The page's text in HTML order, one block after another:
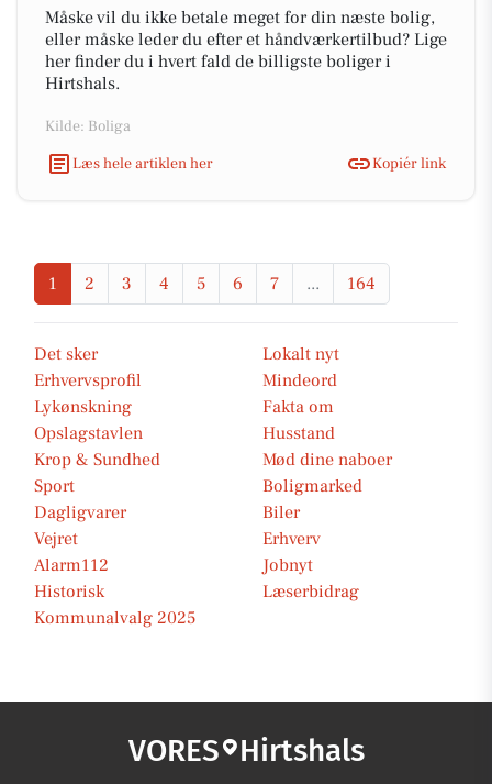
Måske vil du ikke betale meget for din næste bolig,
eller måske leder du efter et håndværkertilbud? Lige
her finder du i hvert fald de billigste boliger i
Hirtshals.
Kilde: Boliga
Læs hele artiklen her
Kopiér link
1 2 3 4 5 6 7 ... 164
Det sker
Lokalt nyt
Erhvervsprofil
Mindeord
Lykønskning
Fakta om
Opslagstavlen
Husstand
Krop & Sundhed
Mød dine naboer
Sport
Boligmarked
Dagligvarer
Biler
Vejret
Erhverv
Alarm112
Jobnyt
Historisk
Læserbidrag
Kommunalvalg 2025
VORES Hirtshals